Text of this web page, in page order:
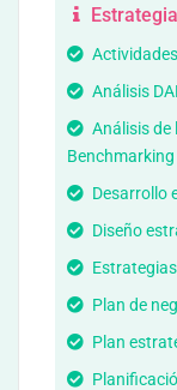
Estrategia
Análisis
Análisis de
Benchmarking
Desarrollo
Diseño
Plan de
Plan